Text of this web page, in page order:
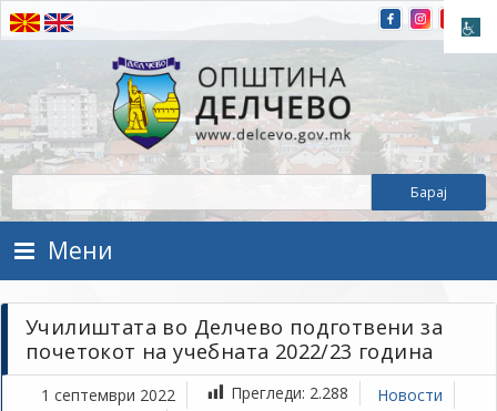
Прескокнете на содржината
Општина Делчево
Општина Делчево
Мени
Училиштата во Делчево подготвени за
почетокот на учебната 2022/23 година
1 септември 2022 Прегледи: 2.288
Новости